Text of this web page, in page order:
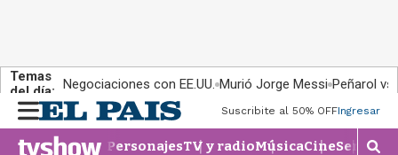
Temas
del día: Negociaciones con EE.UU. Murió Jorge Messi Peñarol
n
Suscribite al 50% OFFIngresar
PersonajesTV y radioMúsicaCineSeries